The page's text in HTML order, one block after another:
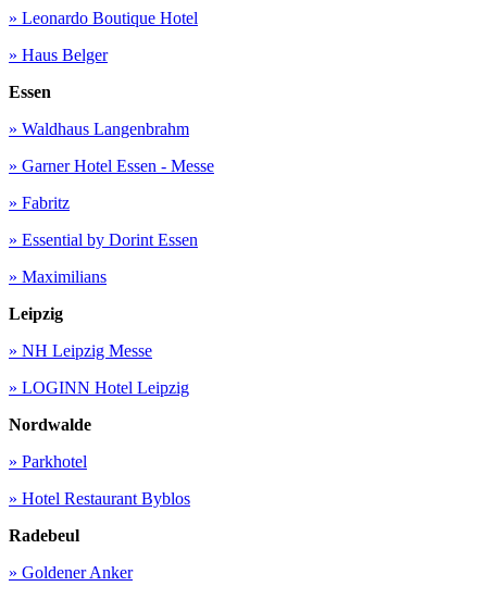
» Leonardo Boutique Hotel
» Haus Belger
Essen
» Waldhaus Langenbrahm
» Garner Hotel Essen - Messe
» Fabritz
» Essential by Dorint Essen
» Maximilians
Leipzig
» NH Leipzig Messe
» LOGINN Hotel Leipzig
Nordwalde
» Parkhotel
» Hotel Restaurant Byblos
Radebeul
» Goldener Anker